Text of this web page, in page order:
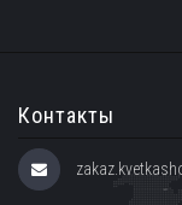
Контакты